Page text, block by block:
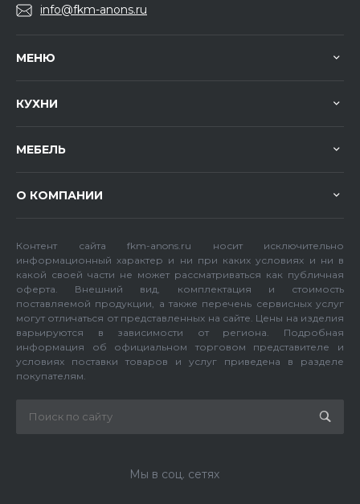
info@fkm-anons.ru
МЕНЮ
КУХНИ
МЕБЕЛЬ
О КОМПАНИИ
Контент сайта fkm-anons.ru носит исключительно
информационный характер и ни при каких условиях и ни в
какой своей части не может рассматриваться как публичная
оферта. Внешний вид, комплектация и стоимость
поставляемой продукции, а также перечень сервисных услуг
могут отличаться от представленных на сайте. Цены на изделия
варьируются в зависимости от региона. Подробная
информация об официальном торговом представителе и
условиях поставки товаров и услуг приведена в разделе
покупателям.
Мы в соц. сетях